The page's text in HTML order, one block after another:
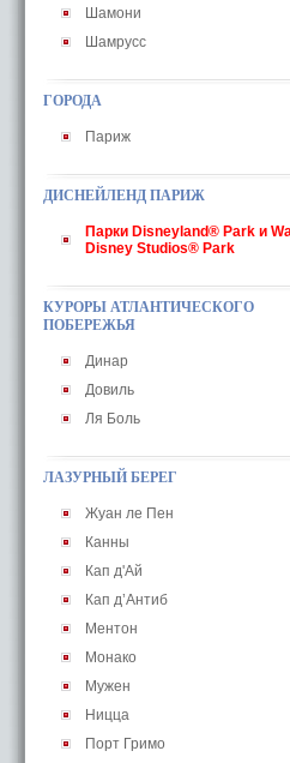
Шамони
Шамрусс
ГОРОДА
Париж
ДИСНЕЙЛЕНД ПАРИЖ
Парки Disneyland® Park и
Disney Studios® Park
КУРОРЫ АТЛАНТИЧЕСКОГО
ПОБЕРЕЖЬЯ
Динар
Довиль
Ля Боль
ЛАЗУРНЫЙ БЕРЕГ
Жуан ле Пен
Канны
Кап д'Ай
Кап д’Антиб
Ментон
Монако
Мужен
Ницца
Порт Гримо